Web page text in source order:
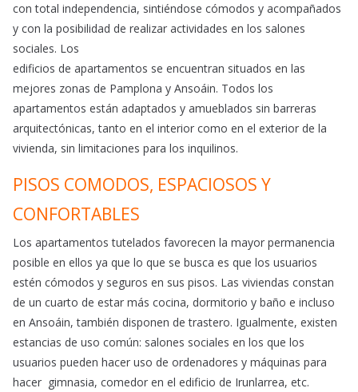
con total independencia, sintiéndose cómodos y acompañados
y con la posibilidad de realizar actividades en los salones
sociales. Los
edificios de apartamentos se encuentran situados en las
mejores zonas de Pamplona y Ansoáin. Todos los
apartamentos están adaptados y amueblados sin barreras
arquitectónicas, tanto en el interior como en el exterior de la
vivienda, sin limitaciones para los inquilinos.
PISOS COMODOS, ESPACIOSOS Y
CONFORTABLES
Los apartamentos tutelados favorecen la mayor permanencia
posible en ellos ya que lo que se busca es que los usuarios
estén cómodos y seguros en sus pisos. Las viviendas constan
de un cuarto de estar más cocina, dormitorio y baño e incluso
en Ansoáin, también disponen de trastero. Igualmente, existen
estancias de uso común: salones sociales en los que los
usuarios pueden hacer uso de ordenadores y máquinas para
hacer gimnasia, comedor en el edificio de Irunlarrea, etc.